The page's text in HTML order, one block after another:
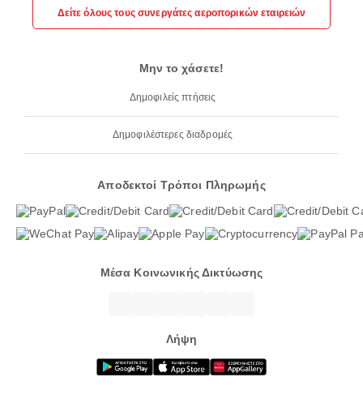
Δείτε όλους τους συνεργάτες αεροπορικών εταιρειών
Μην το χάσετε!
Δημοφιλείς πτήσεις
Δημοφιλέστερες διαδρομές
Αποδεκτοί Τρόποι Πληρωμής
Μέσα Κοινωνικής Δικτύωσης
Λήψη